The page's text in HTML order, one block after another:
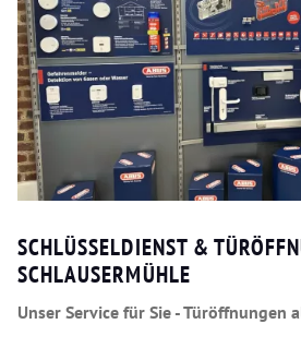
SCHLÜSSELDIENST &
SCHLAUSERMÜHLE
Unser Service für Sie - Türöffnungen